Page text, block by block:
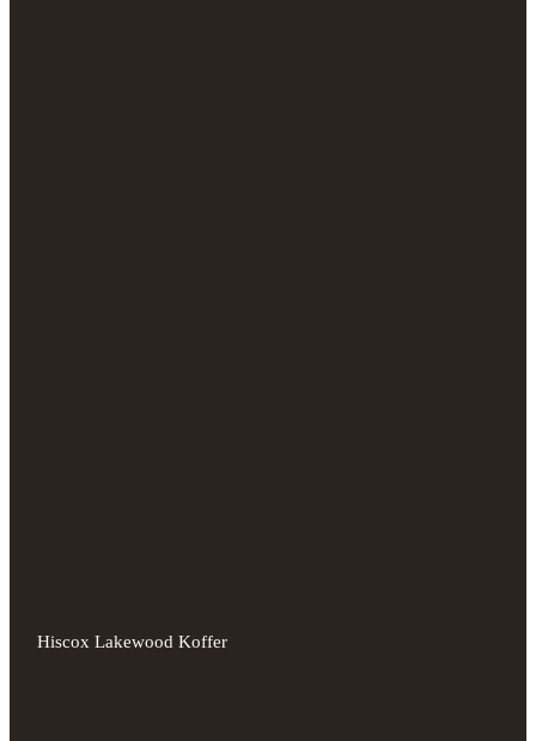
Hiscox Lakewood Koffer